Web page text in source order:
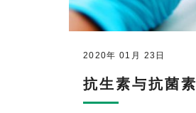
2020年 01月 23日
抗生素与抗菌素